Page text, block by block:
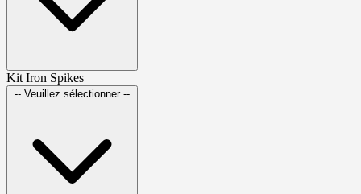
Kit Iron Spikes
-- Veuillez sélectionner --